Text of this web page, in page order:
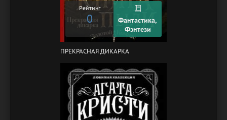
Рейтинг
0
Фантастика,
Фэнтези
ПРЕКРАСНАЯ ДИКАРКА